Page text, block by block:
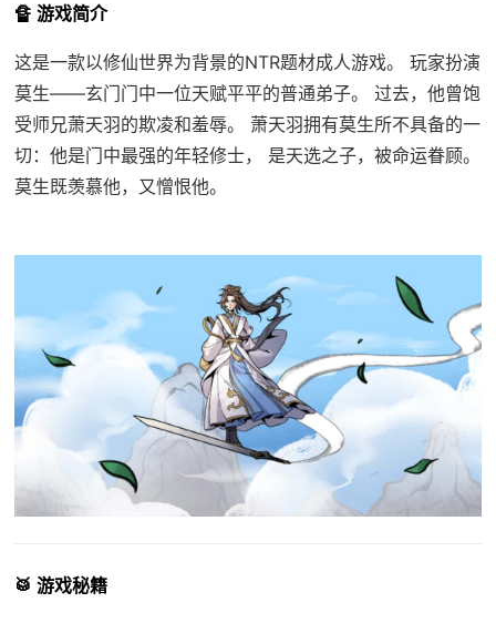
🔏 游戏简介
这是一款以修仙世界为背景的NTR题材成人游戏。 玩家扮演
莫生——玄门门中一位天赋平平的普通弟子。 过去，他曾饱
受师兄萧天羽的欺凌和羞辱。 萧天羽拥有莫生所不具备的一
切：他是门中最强的年轻修士， 是天选之子，被命运眷顾。
莫生既羡慕他，又憎恨他。
🥁 游戏秘籍